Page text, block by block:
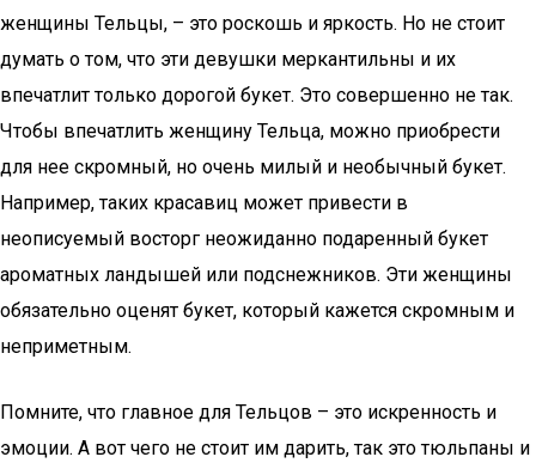
женщины Тельцы, – это роскошь и яркость. Но не стоит
думать о том, что эти девушки меркантильны и их
впечатлит только дорогой букет. Это совершенно не так.
Чтобы впечатлить женщину Тельца, можно приобрести
для нее скромный, но очень милый и необычный букет.
Например, таких красавиц может привести в
неописуемый восторг неожиданно подаренный букет
ароматных ландышей или подснежников. Эти женщины
обязательно оценят букет, который кажется скромным и
неприметным.
Помните, что главное для Тельцов – это искренность и
эмоции. А вот чего не стоит им дарить, так это тюльпаны и